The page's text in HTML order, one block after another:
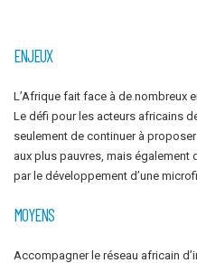
ENJEUX
L’Afrique fait face à de nombreux
Le défi pour les acteurs africains
seulement de continuer à
aux plus pauvres, mais également
par le développement d’une
MOYENS
Accompagner le réseau africain